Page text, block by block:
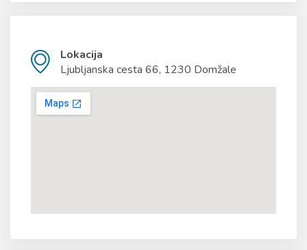
Lokacija
Ljubljanska cesta 66, 1230 Domžale